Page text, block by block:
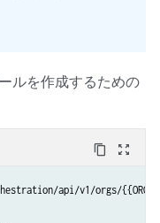
ルを作成するための
content_copy zoom_out_map
api/v1/orgs/